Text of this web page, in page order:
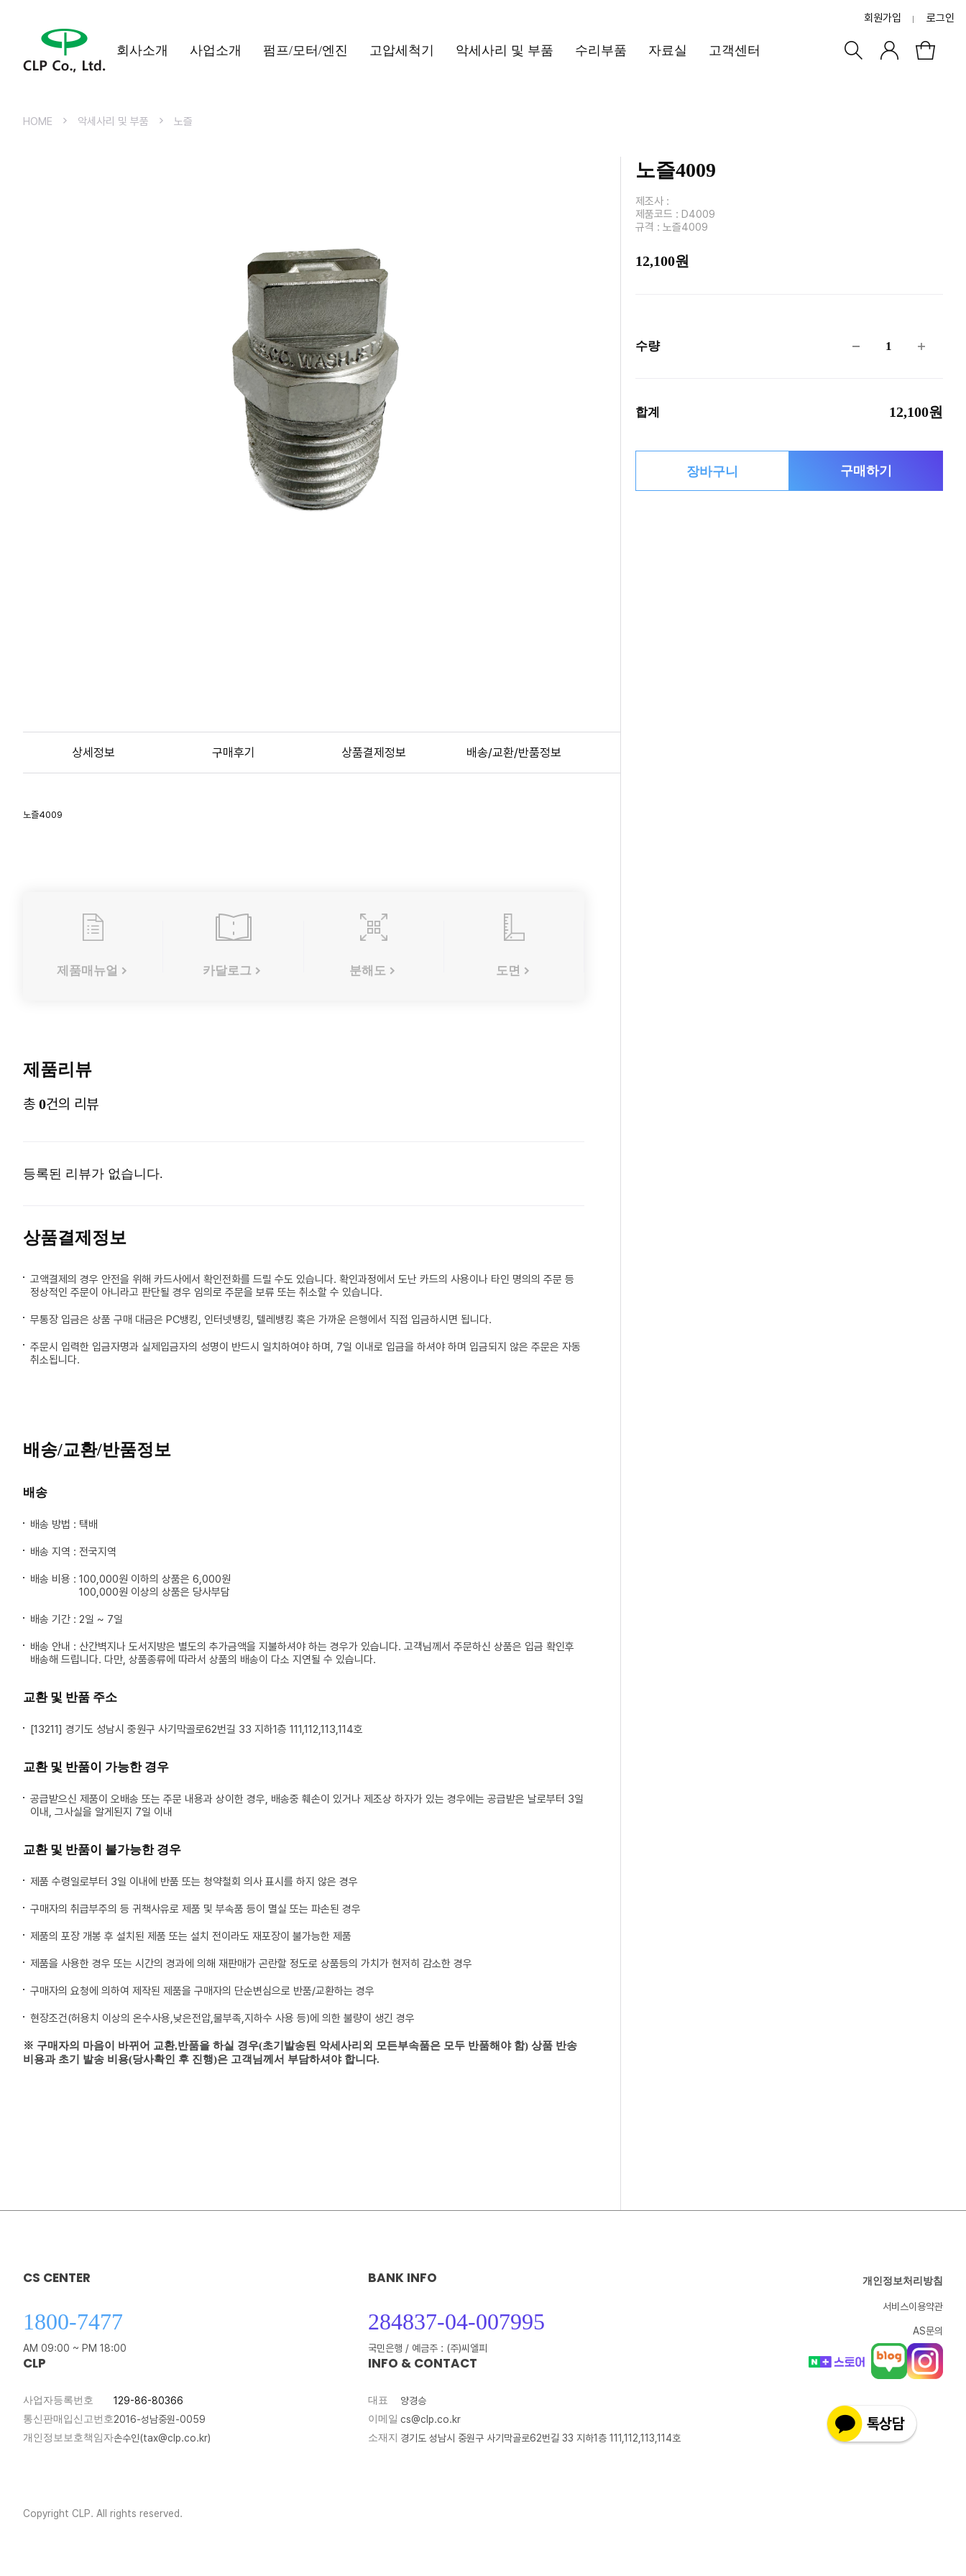
회원가입 로그인
회사소개 사업소개 펌프/모터/엔진 고압세척기 악세사리 및 부품 수리부품 자료실 고객센터
HOME 악세사리 및 부품 노즐
상세정보 구매후기 상품결제정보 배송/교환/반품정보
노즐4009
제품매뉴얼 카달로그 분해도 도면
제품리뷰
총 0건의 리뷰
등록된 리뷰가 없습니다.
상품결제정보
고액결제의 경우 안전을 위해 카드사에서 확인전화를 드릴 수도 있습니다. 확인과정에서 도난 카드의 사용이나 타인 명의의 주문 등
정상적인 주문이 아니라고 판단될 경우 임의로 주문을 보류 또는 취소할 수 있습니다.
무통장 입금은 상품 구매 대금은 PC뱅킹, 인터넷뱅킹, 텔레뱅킹 혹은 가까운 은행에서 직접 입금하시면 됩니다.
주문시 입력한 입금자명과 실제입금자의 성명이 반드시 일치하여야 하며, 7일 이내로 입금을 하셔야 하며 입금되지 않은 주문은 자동
취소됩니다.
배송/교환/반품정보
배송
배송 방법 : 택배
배송 지역 : 전국지역
배송 비용 : 100,000원 이하의 상품은 6,000원
100,000원 이상의 상품은 당사부담
배송 기간 : 2일 ~ 7일
배송 안내 : 산간벽지나 도서지방은 별도의 추가금액을 지불하셔야 하는 경우가 있습니다. 고객님께서 주문하신 상품은 입금 확인후
배송해 드립니다. 다만, 상품종류에 따라서 상품의 배송이 다소 지연될 수 있습니다.
교환 및 반품 주소
[13211] 경기도 성남시 중원구 사기막골로62번길 33 지하1층 111,112,113,114호
교환 및 반품이 가능한 경우
공급받으신 제품이 오배송 또는 주문 내용과 상이한 경우, 배송중 훼손이 있거나 제조상 하자가 있는 경우에는 공급받은 날로부터 3일
이내, 그사실을 알게된지 7일 이내
교환 및 반품이 불가능한 경우
제품 수령일로부터 3일 이내에 반품 또는 청약철회 의사 표시를 하지 않은 경우
구매자의 취급부주의 등 귀책사유로 제품 및 부속품 등이 멸실 또는 파손된 경우
제품의 포장 개봉 후 설치된 제품 또는 설치 전이라도 재포장이 불가능한 제품
제품을 사용한 경우 또는 시간의 경과에 의해 재판매가 곤란할 정도로 상품등의 가치가 현저히 감소한 경우
구매자의 요청에 의하여 제작된 제품을 구매자의 단순변심으로 반품/교환하는 경우
현장조건(허용치 이상의 온수사용,낮은전압,물부족,지하수 사용 등)에 의한 불량이 생긴 경우
※ 구매자의 마음이 바뀌어 교환,반품을 하실 경우(초기발송된 악세사리외 모든부속품은 모두 반품해야 함) 상품 반송
비용과 초기 발송 비용(당사확인 후 진행)은 고객님께서 부담하셔야 합니다.
노즐4009
제조사 :
제품코드 : D4009
규격 : 노즐4009
12,100원
수량 1
합계 12,100원
장바구니 구매하기
CS CENTER
1800-7477
AM 09:00 ~ PM 18:00
BANK INFO
284837-04-007995
국민은행 / 예금주 : (주)씨엘피
CLP
사업자등록번호 129-86-80366
통신판매입신고번호2016-성남중원-0059
개인정보보호책임자손수인(tax@clp.co.kr)
INFO & CONTACT
대표 양경승
이메일 cs@clp.co.kr
소재지 경기도 성남시 중원구 사기막골로62번길 33 지하1층 111,112,113,114호
개인정보처리방침
서비스이용약관
AS문의
Copyright CLP. All rights reserved.